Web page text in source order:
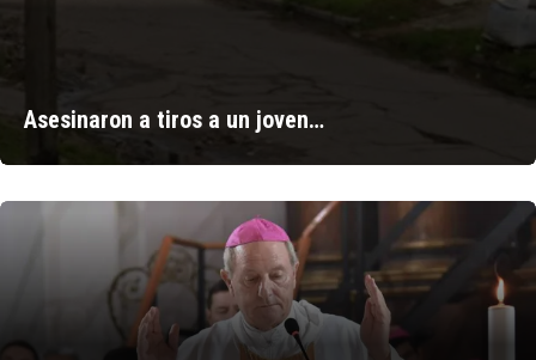
Asesinaron a tiros a un joven…